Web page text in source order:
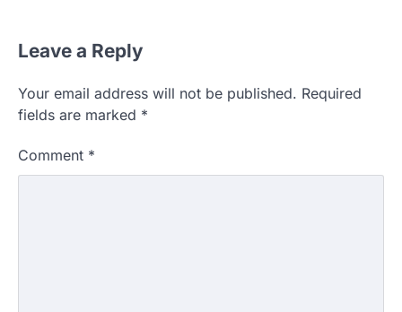
Leave a Reply
Your email address will not be published. Required
fields are marked *
Comment *